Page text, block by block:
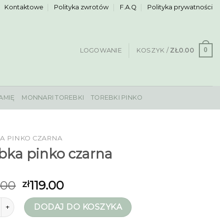
Kontaktowe Polityka zwrotów F.A.Q Polityka prywatności
LOGOWANIE KOSZYK / ZŁ0.00 0
MONNARI TOREBKI TOREBKI PINKO
PINKO CZARNA
pinko czarna
zł119.00
pinko czarna
DODAJ DO KOSZYKA